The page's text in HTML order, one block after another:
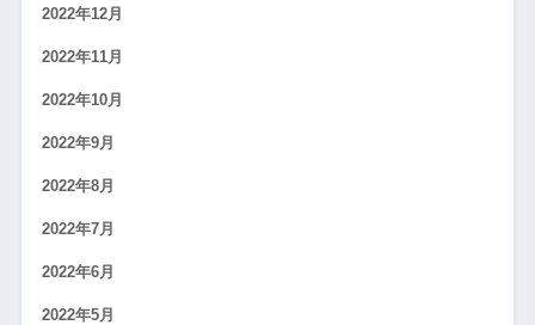
2022年12月
2022年11月
2022年10月
2022年9月
2022年8月
2022年7月
2022年6月
2022年5月